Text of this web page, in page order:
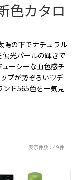
色カタロ
陽の下でナチュラル
光パールの輝きで
ーシーな血色感チ
プが勢ぞろい♡デ
ンド565色を一気見
表示件数：49件